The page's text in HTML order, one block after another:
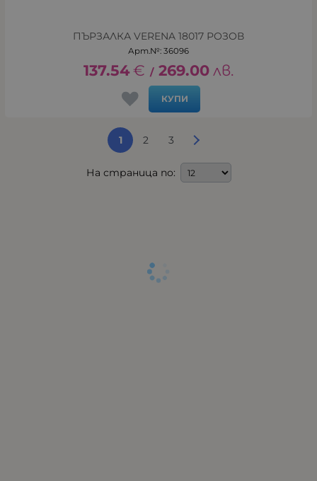
ПЪРЗАЛКА VERENA 18017 РОЗОВ
Арт.№: 36096
137.54 € / 269.00 лв.
КУПИ
1 2 3
На страница по: